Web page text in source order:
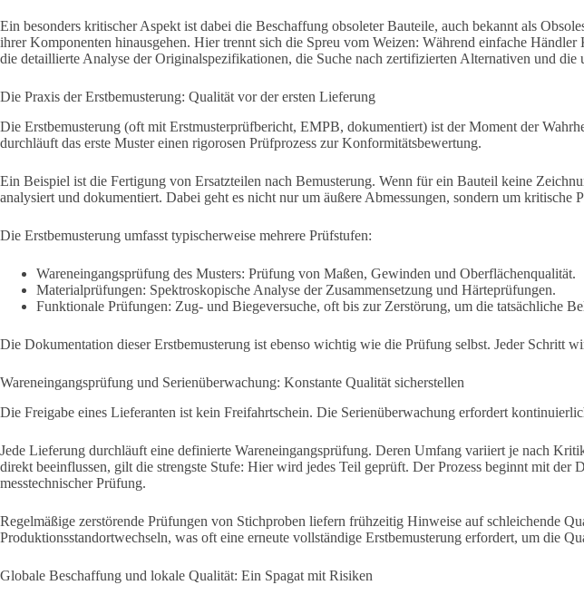
Ein besonders kritischer Aspekt ist dabei die Beschaffung obsoleter Bauteile, auch bekannt als
ihrer Komponenten hinausgehen. Hier trennt sich die Spreu vom Weizen: Während einfache
die detaillierte Analyse der Originalspezifikationen, die Suche nach zertifizierten Alternativen und
Die Praxis der Erstbemusterung: Qualität vor der ersten Lieferung
Die Erstbemusterung (oft mit Erstmusterprüfbericht, EMPB, dokumentiert) ist der Moment der
durchläuft das erste Muster einen rigorosen Prüfprozess zur Konformitätsbewertung.
Ein Beispiel ist die Fertigung von Ersatzteilen nach Bemusterung. Wenn für ein Bauteil keine
analysiert und dokumentiert. Dabei geht es nicht nur um äußere Abmessungen, sondern um kritische
Die Erstbemusterung umfasst typischerweise mehrere Prüfstufen:
Wareneingangsprüfung des Musters: Prüfung von Maßen, Gewinden und Oberflächenqualität.
Materialprüfungen: Spektroskopische Analyse der Zusammensetzung und Härteprüfungen.
Funktionale Prüfungen: Zug- und Biegeversuche, oft bis zur Zerstörung, um die tatsächliche
Die Dokumentation dieser Erstbemusterung ist ebenso wichtig wie die Prüfung selbst. Jeder
Wareneingangsprüfung und Serienüberwachung: Konstante Qualität sicherstellen
Die Freigabe eines Lieferanten ist kein Freifahrtschein. Die Serienüberwachung erfordert
Jede Lieferung durchläuft eine definierte Wareneingangsprüfung. Deren Umfang variiert je nach
direkt beeinflussen, gilt die strengste Stufe: Hier wird jedes Teil geprüft. Der Prozess beginnt mit
messtechnischer Prüfung.
Regelmäßige zerstörende Prüfungen von Stichproben liefern frühzeitig Hinweise auf schleichende
Produktionsstandortwechseln, was oft eine erneute vollständige Erstbemusterung erfordert, um die
Globale Beschaffung und lokale Qualität: Ein Spagat mit Risiken